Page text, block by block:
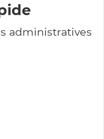
administratives